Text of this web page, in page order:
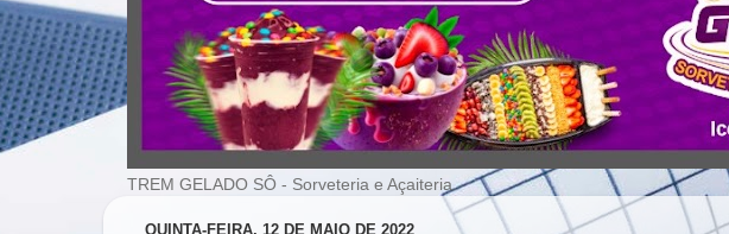
TREM GELADO SÔ - Sorveteria e Açaiteria
QUINTA-FEIRA, 12 DE MAIO DE 2022